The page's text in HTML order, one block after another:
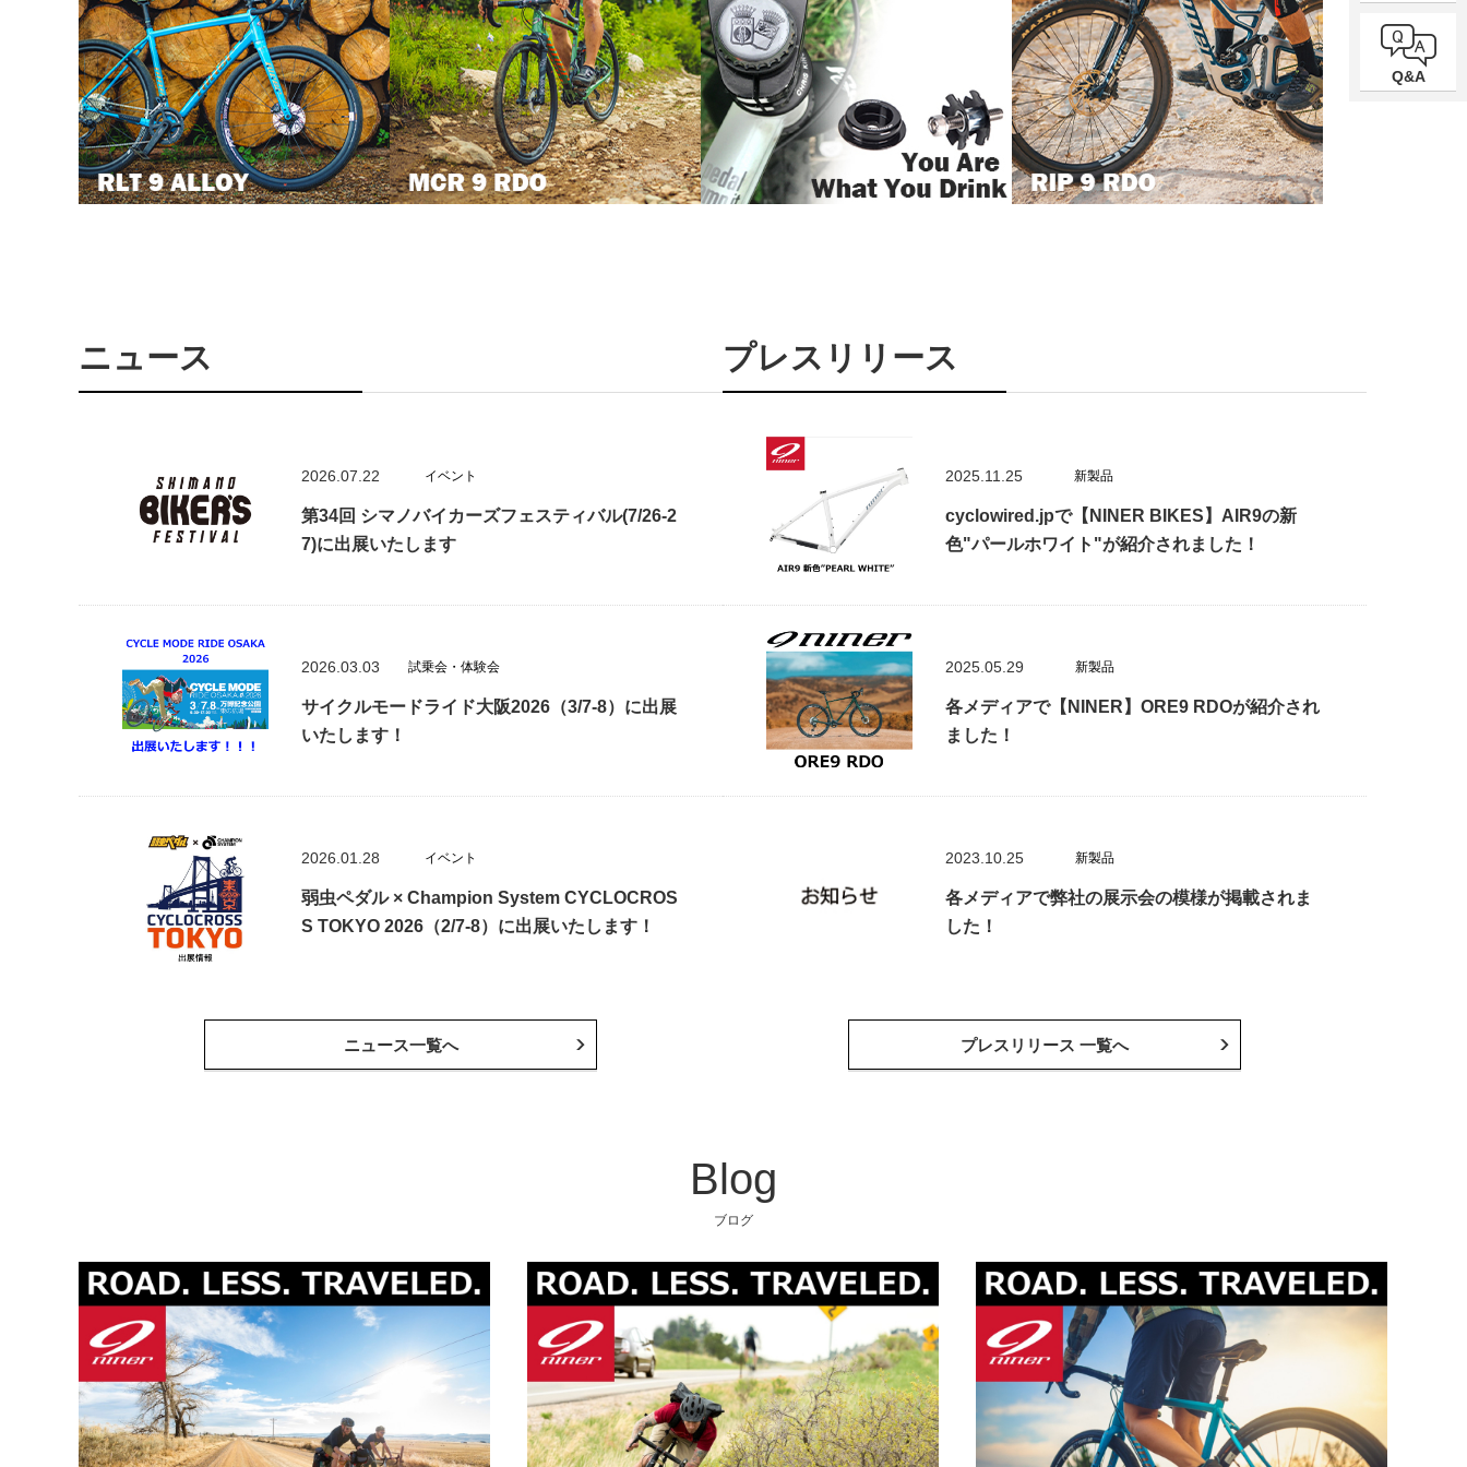
Q&A
ニュース
2026.07.22 イベント
第34回 シマノバイカーズフェスティバル(7/26-2
7)に出展いたします
2026.03.03 試乗会・体験会
サイクルモードライド大阪2026（3/7-8）に出展
いたします！
2026.01.28 イベント
弱虫ペダル × Champion System CYCLOCROS
S TOKYO 2026（2/7-8）に出展いたします！
ニュース一覧へ
プレスリリース
2025.11.25 新製品
cyclowired.jpで【NINER BIKES】AIR9の新
色"パールホワイト"が紹介されました！
2025.05.29 新製品
各メディアで【NINER】ORE9 RDOが紹介され
ました！
2023.10.25 新製品
各メディアで弊社の展示会の模様が掲載されま
した！
プレスリリース 一覧へ
Blog
ブログ